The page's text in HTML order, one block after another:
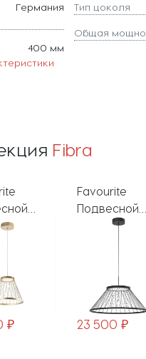
Германия
400 мм
Тип цоколя
Общая
Fibra
₽
Favourite
Подвесной
светильник
23 500 ₽